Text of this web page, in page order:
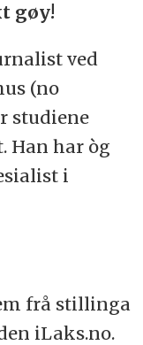
gøy!
ved
(no
studiene
Han har òg
i
frå stillinga
iLaks.no.